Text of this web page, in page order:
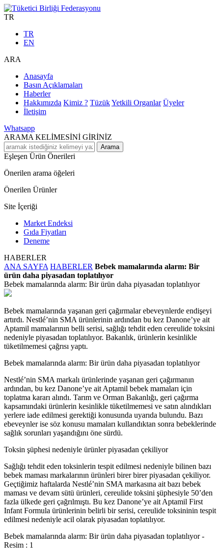
TR
TR
EN
ARA
Anasayfa
Basın Açıklamaları
Haberler
Hakkımızda Kimiz ? TüzükYetkili Organlar Üyeler
İletişim
Whatsapp
ARAMA KELİMESİNİ GİRİNİZ
Arama
Eşleşen Ürün Önerileri
Önerilen arama öğeleri
Önerilen Ürünler
Site İçeriği
Market Endeksi
Gıda Fiyatları
Deneme
HABERLER
ANA SAYFA HABERLER Bebek mamalarında alarm: Bir
ürün daha piyasadan toplatılıyor
Bebek mamalarında alarm: Bir ürün daha piyasadan toplatılıyor
Bebek mamalarında yaşanan geri çağırmalar ebeveynlerde endişeyi
artırdı. Nestlé’nin SMA ürünlerinin ardından bu kez Danone’ye ait
Aptamil mamalarının belli serisi, sağlığı tehdit eden cereulide toksini
nedeniyle piyasadan toplatılıyor. Bakanlık, ürünlerin kesinlikle
tüketilmemesi çağrısı yaptı.
Bebek mamalarında alarm: Bir ürün daha piyasadan toplatılıyor
Nestlé’nin SMA markalı ürünlerinde yaşanan geri çağırmanın
ardından, bu kez Danone’ye ait Aptamil bebek mamaları için
toplatma kararı alındı. Tarım ve Orman Bakanlığı, geri çağırma
kapsamındaki ürünlerin kesinlikle tüketilmemesi ve satın alındıkları
yerlere iade edilmesi gerektiği konusunda uyarıda bulundu. Bazı
ebeveynler ise söz konusu mamaları kullandıktan sonra bebeklerinde
sağlık sorunları yaşandığını öne sürdü.
Toksin şüphesi nedeniyle ürünler piyasadan çekiliyor
Sağlığı tehdit eden toksinlerin tespit edilmesi nedeniyle bilinen bazı
bebek maması markalarının ürünleri birer birer piyasadan çekiliyor.
Geçtiğimiz haftalarda Nestlé’nin SMA markasına ait bazı bebek
maması ve devam sütü ürünleri, cereulide toksini şüphesiyle 50’den
fazla ülkede geri çağrılmıştı. Bu kez Danone’ye ait Aptamil First
Infant Formula ürünlerinin belirli bir serisi, cereulide toksininin tespit
edilmesi nedeniyle acil olarak piyasadan toplatılıyor.
Bebek mamalarında alarm: Bir ürün daha piyasadan toplatılıyor -
Resim : 1